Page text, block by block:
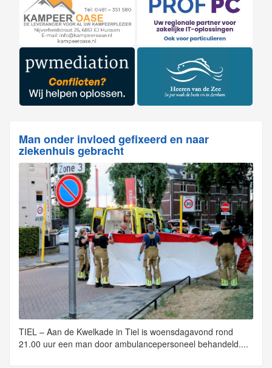
Man onder invloed gefixeerd en naar
ziekenhuis gebracht
TIEL – Aan de Kwelkade in Tiel is woensdagavond rond
21.00 uur een man door ambulancepersoneel behandeld....